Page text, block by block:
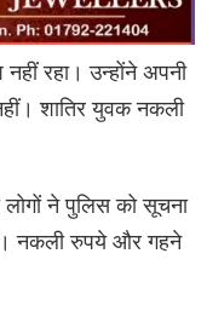
नहीं रहा। उन्होंने अपनी
शातिर युवक नकली
लोगों ने पुलिस को सूचना
नकली रुपये और गहने